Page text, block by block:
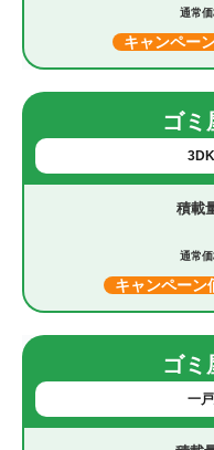
通常
キャンペー
ゴミ
通常
キャンペーン
ゴミ
一